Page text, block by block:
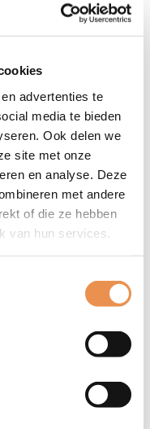
advertenties te
media te bieden
Ook delen we
site met onze
en analyse. Deze
met andere
of die ze hebben
van hun services.
Tarik
(Opella) en Rianne
en elkaar beter
voor het Asr-
maaltijd.